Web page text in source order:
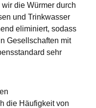
die Würmer durch
und Trinkwasser
eliminiert, sodass
Gesellschaften mit
sehr
die Häufigkeit von